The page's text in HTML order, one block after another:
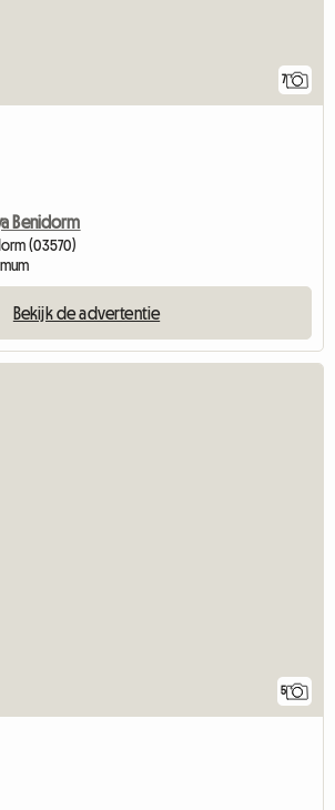
7
Benidorm
(03570)
Bekijk de advertentie
5